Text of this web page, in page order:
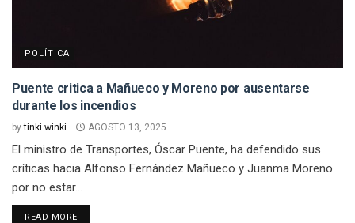
POLÍTICA
Puente critica a Mañueco y Moreno por ausentarse
durante los incendios
by tinki winki AGOSTO 13, 2025
El ministro de Transportes, Óscar Puente, ha defendido sus
críticas hacia Alfonso Fernández Mañueco y Juanma Moreno
por no estar...
READ MOREDETAILS